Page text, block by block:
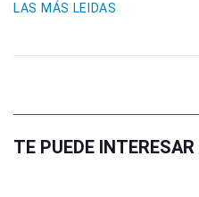
LAS MÁS LEIDAS
TE PUEDE INTERESAR